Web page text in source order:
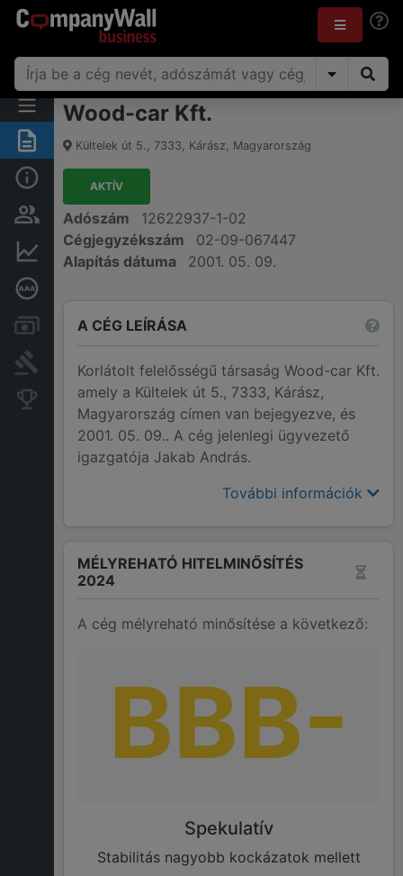
Összegzés
Alap információk
Személyek és tulajdonjog
Pénzügyi információk
Számlák és zárolások
Bírósági eljárások
Konkurens cégek
Wood-car Kft.
Kültelek út 5., 7333, Kárász, Magyarország
AKTÍV
Adószám
12622937-1-02
Cégjegyzékszám
02-09-067447
Alapítás dátuma
2001. 05. 09.
A CÉG LEÍRÁSA
Korlátolt felelősségű társaság Wood-car Kft.
amely a Kültelek út 5., 7333, Kárász,
Magyarország címen van bejegyezve, és
2001. 05. 09.. A cég jelenlegi ügyvezető
igazgatója Jakab András.
További információk
MÉLYREHATÓ HITELMINŐSÍTÉS
2024
A cég mélyreható minősítése a következő:
BBB-
Spekulatív
Stabilitás nagyobb kockázatok mellett